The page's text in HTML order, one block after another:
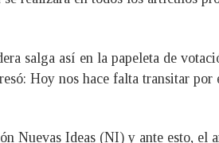
salga así en la papeleta de
Hoy nos hace falta transitar por
Nuevas Ideas (NI) y ante esto, el